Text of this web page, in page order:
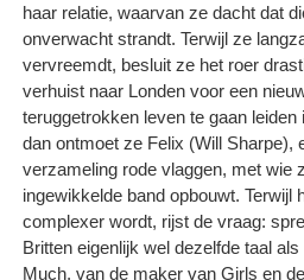
haar relatie, waarvan ze dacht dat
onverwacht strandt. Terwijl ze
vervreemdt, besluit ze het roer
verhuist naar Londen voor een
teruggetrokken leven te gaan
dan ontmoet ze Felix (Will Sharpe),
verzameling rode vlaggen, met wie
ingewikkelde band opbouwt. Terwijl
complexer wordt, rijst de vraag:
Britten eigenlijk wel dezelfde taal
Much, van de maker van Girls en